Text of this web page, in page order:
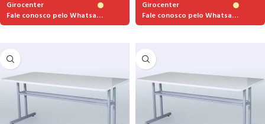
Girocenter
Fale conosco pelo Whatsapp
Girocenter
Fale conosco pelo Whatsapp